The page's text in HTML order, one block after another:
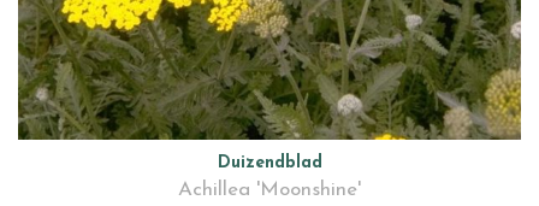
Duizendblad
Achillea 'Moonshine'